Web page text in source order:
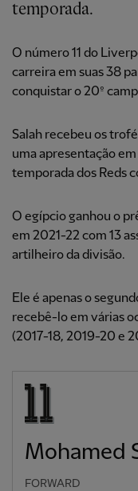
temporada.
O número 11 do
carreira em suas 38
conquistar o 20º
Salah recebeu os
uma apresentação
temporada dos Reds
O egípcio ganhou o
em 2021-22 com 13
artilheiro da divisão.
Ele é apenas o
recebê-lo em várias
(2017-18, 2019-20 e
Mohamed
FORWARD